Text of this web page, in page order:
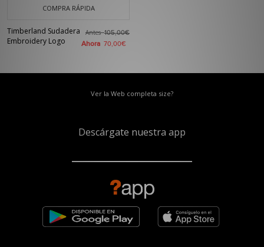
COMPRA RÁPIDA
Timberland Sudadera
Embroidery Logo
Antes105,00€
Ahora 70,00€
Ver la Web completa size?
Descárgate nuestra app